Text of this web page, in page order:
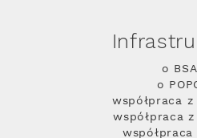
o BSA
o
współpraca z
współpraca z
współpraca